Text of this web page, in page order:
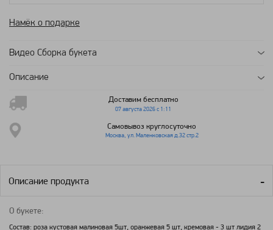
Намёк о подарке
Видео Сборка букета
Описание
Доставим бесплатно
07 августа 2026 с 1:11
Самовывоз круглосуточно
Москва, ул. Маленковская д.32 стр.2
Описание продукта
О букете:
Состав: роза кустовая малиновая 5шт, оранжевая 5 шт, кремовая - 3 шт лидия 2